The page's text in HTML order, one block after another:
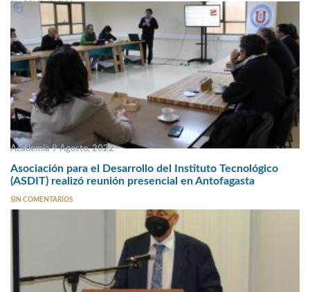
SIN COMENTARIOS
Academia 9 Agosto, 2022
Asociación para el Desarrollo del Instituto Tecnológico
(ASDIT) realizó reunión presencial en Antofagasta
SIN COMENTARIOS